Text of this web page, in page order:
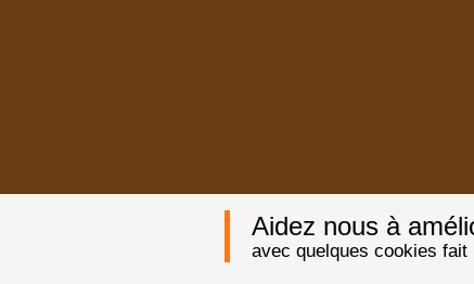
Aidez nous à
avec quelques cookies fait